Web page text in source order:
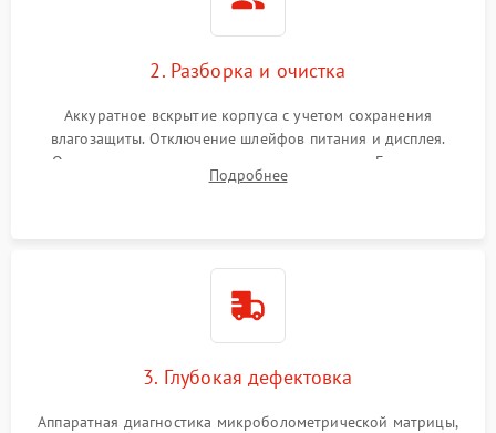
2. Разборка и очистка
Аккуратное вскрытие корпуса с учетом сохранения
влагозащиты. Отключение шлейфов питания и дисплея.
Очистка внутренних плат от окислов и пыли. Бережная
обработка германиевого объектива специализированными
Подробнее
3. Глубокая дефектовка
Аппаратная диагностика микроболометрической матрицы,